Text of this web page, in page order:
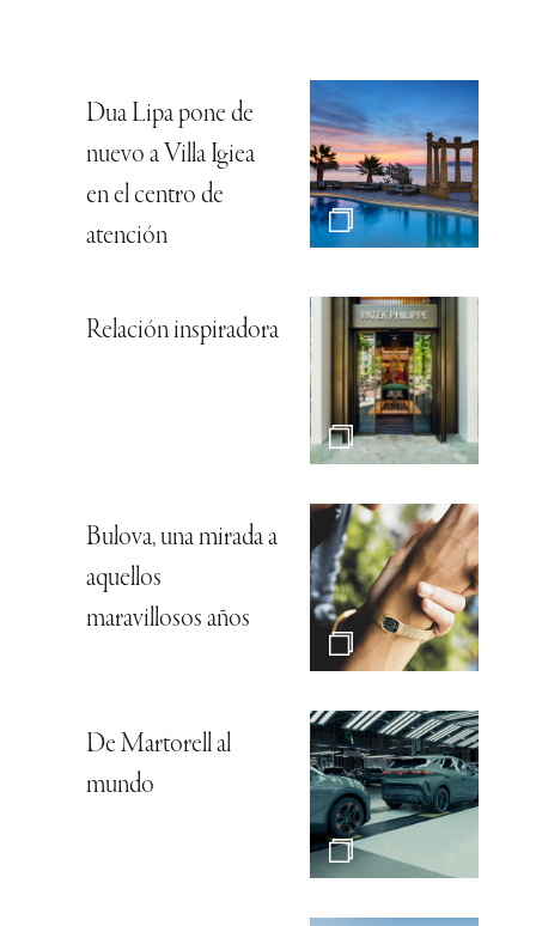
Dua Lipa pone de
nuevo a Villa Igiea
en el centro de
atención
Relación inspiradora
Bulova, una mirada a
aquellos
maravillosos años
De Martorell al
mundo